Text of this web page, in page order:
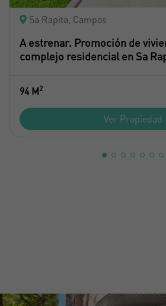
Sa Rapita, Campos
A estrenar. Promoción de
complejo residencial en Sa
94 M2
Ver Propiedad